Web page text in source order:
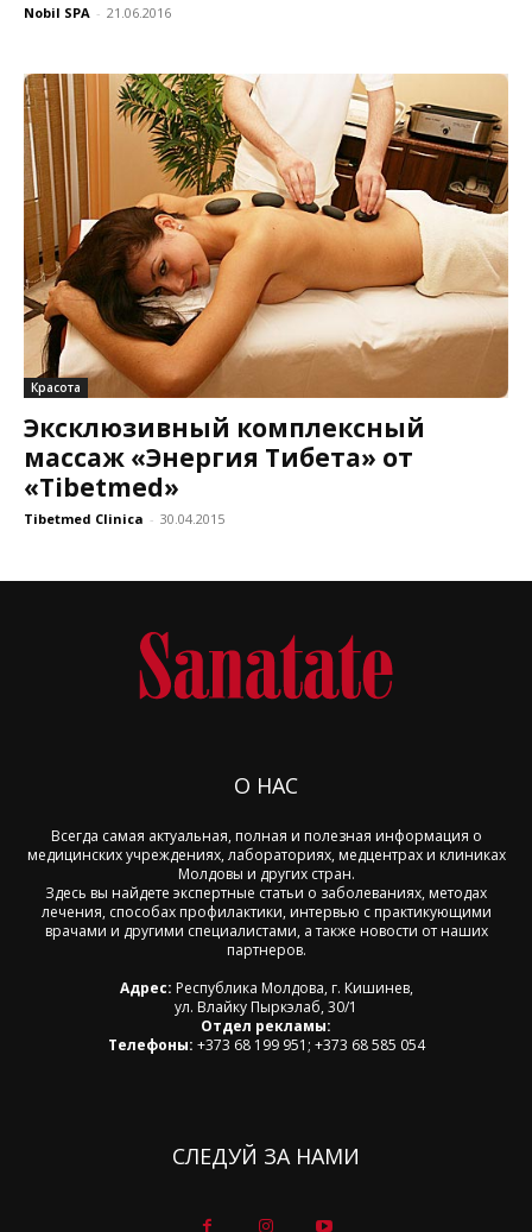
Nobil SPA - 21.06.2016
Красота
Эксклюзивный комплексный
массаж «Энергия Тибета» от
«Tibetmed»
Tibetmed Clinica - 30.04.2015
О НАС
Всегда самая актуальная, полная и полезная информация о
медицинских учреждениях, лабораториях, медцентрах и клиниках
Молдовы и других стран.
Здесь вы найдете экспертные статьи о заболеваниях, методах
лечения, способах профилактики, интервью с практикующими
врачами и другими специалистами, а также новости от наших
партнеров.
Адрес: Республика Молдова, г. Кишинев,
ул. Влайку Пыркэлаб, 30/1
Отдел рекламы:
Телефоны: +373 68 199 951; +373 68 585 054
СЛЕДУЙ ЗА НАМИ